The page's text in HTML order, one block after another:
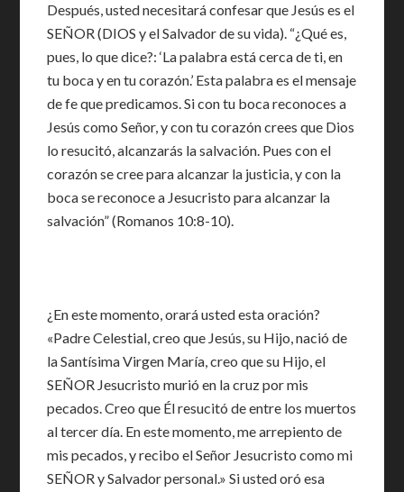
Después, usted necesitará confesar que Jesús es el
SEÑOR (DIOS y el Salvador de su vida). “¿Qué es,
pues, lo que dice?: ‘La palabra está cerca de ti, en
tu boca y en tu corazón.’ Esta palabra es el mensaje
de fe que predicamos. Si con tu boca reconoces a
Jesús como Señor, y con tu corazón crees que Dios
lo resucitó, alcanzarás la salvación. Pues con el
corazón se cree para alcanzar la justicia, y con la
boca se reconoce a Jesucristo para alcanzar la
salvación” (Romanos 10:8-10).
¿En este momento, orará usted esta oración?
«Padre Celestial, creo que Jesús, su Hijo, nació de
la Santísima Virgen María, creo que su Hijo, el
SEÑOR Jesucristo murió en la cruz por mis
pecados. Creo que Él resucitó de entre los muertos
al tercer día. En este momento, me arrepiento de
mis pecados, y recibo el Señor Jesucristo como mi
SEÑOR y Salvador personal.» Si usted oró esa